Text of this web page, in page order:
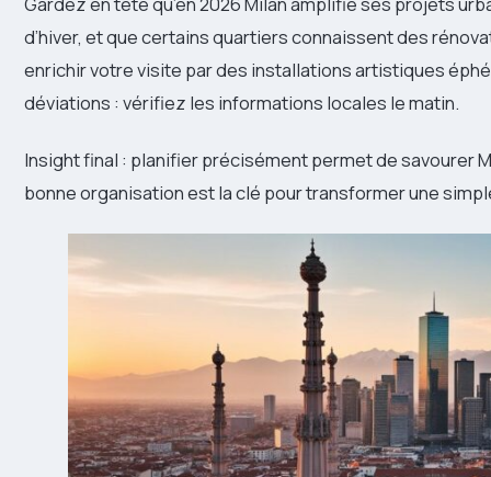
d’hiver, et que certains quartiers connaissent des
enrichir votre visite par des installations artistiques
déviations : vérifiez les informations locales le matin.
Insight final : planifier précisément permet de savourer
bonne organisation est la clé pour transformer une